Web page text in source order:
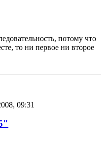
потому что
то ни первое ни второе
09:31